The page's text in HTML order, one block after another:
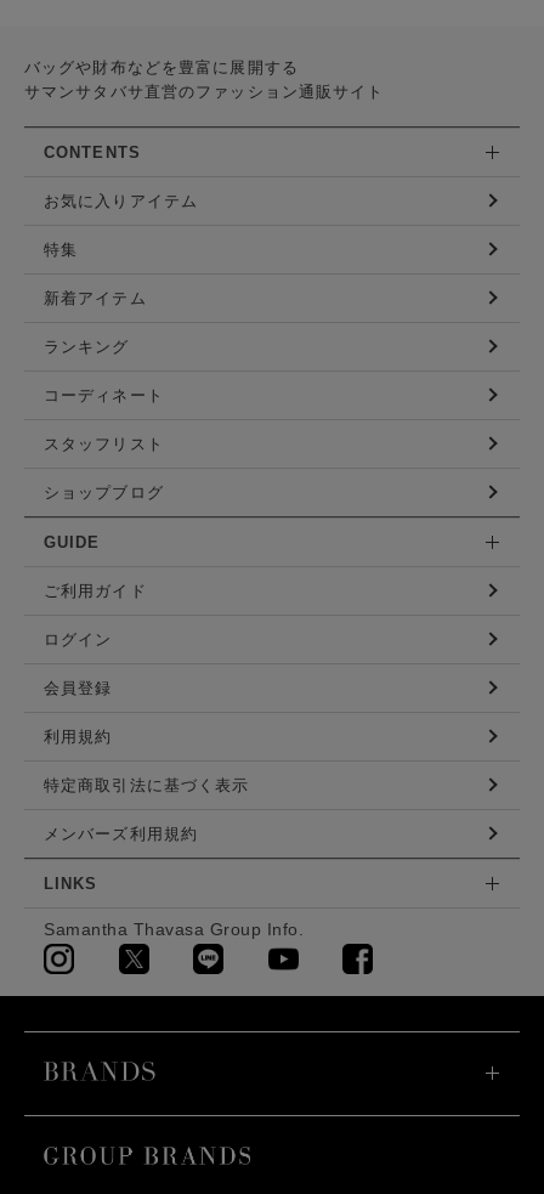
バッグや財布などを豊富に展開する
サマンサタバサ直営のファッション通販サイト
CONTENTS
お気に入りアイテム
特集
新着アイテム
ランキング
コーディネート
スタッフリスト
ショップブログ
GUIDE
ご利用ガイド
ログイン
会員登録
利用規約
特定商取引法に基づく表示
メンバーズ利用規約
LINKS
Samantha Thavasa Group Info.